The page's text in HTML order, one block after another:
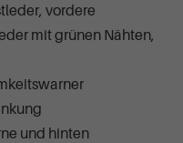
vordere
mit grünen Nähten,
und hinten